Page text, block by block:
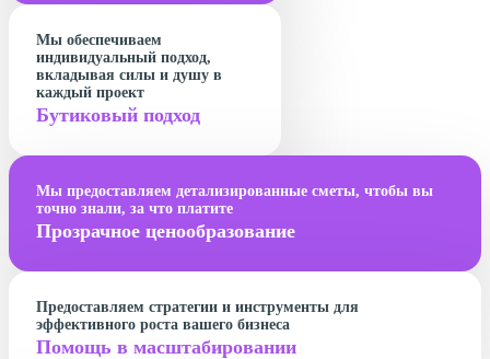
Мы обеспечиваем
индивидуальный подход,
вкладывая силы и душу в
каждый проект
Бутиковый подход
Мы предоставляем детализированные сметы, чтобы вы
точно знали, за что платите
Прозрачное ценообразование
Предоставляем стратегии и инструменты для
эффективного роста вашего бизнеса
Помощь в масштабировании